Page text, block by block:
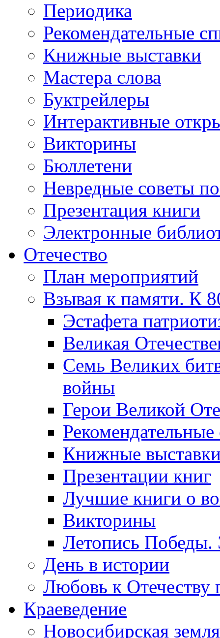
Периодика
Рекомендательные
Книжные выставки
Мастера слова
Буктрейлеры
Интерактивные
Викторины
Бюллетени
Невредные советы
Презентация книги
Электронные
Отечество
План мероприятий
Взывая к памяти. К
Эcтафета
Великая
Семь Великих
войны
Герои Великой
Рекомендательные
Книжные
Презентации книг
Лучшие книги о
Викторины
Летопись Победы.
День в истории
Любовь к Отечеству
Краеведение
Новосибирская земля